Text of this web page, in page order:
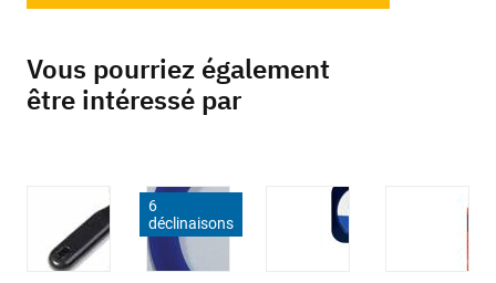
Vous pourriez également
être intéressé par
6
déclinaisons